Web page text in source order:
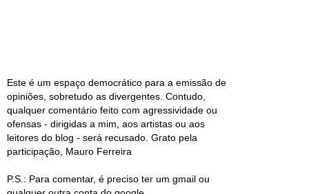
Este é um espaço democrático para a emissão de
opiniões, sobretudo as divergentes. Contudo,
qualquer comentário feito com agressividade ou
ofensas - dirigidas a mim, aos artistas ou aos
leitores do blog - será recusado. Grato pela
participação, Mauro Ferreira
P.S.: Para comentar, é preciso ter um gmail ou